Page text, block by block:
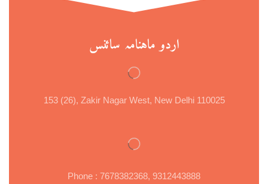
اردو ماہنامہ سائنس
153 (26), Zakir Nagar West, New Delhi 110025
Phone : 7678382368, 9312443888